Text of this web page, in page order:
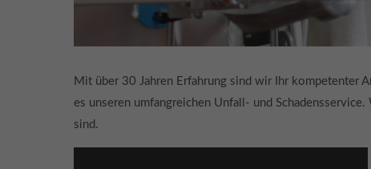
Mit über 30 Jahren Erfahrung sind wir Ihr kompetenter
es unseren umfangreichen Unfall- und
sind.